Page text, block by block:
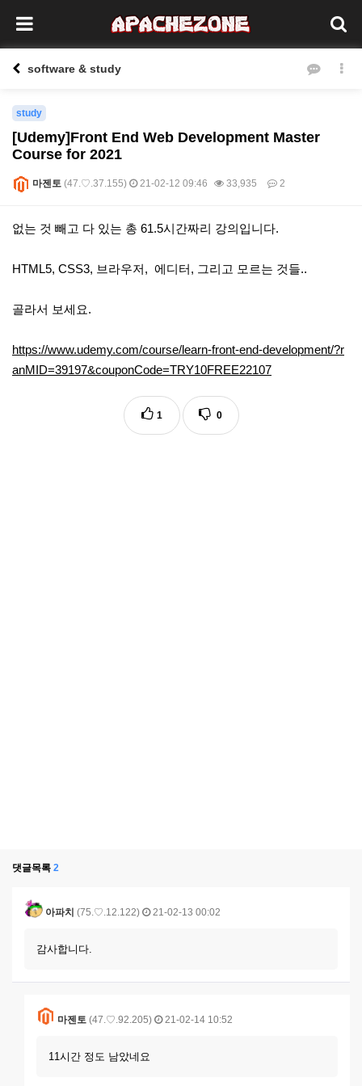
software & study
study
[Udemy]Front End Web Development Master
Course for 2021
마젠토 (47.♡.37.155) 21-02-12 09:46 33,935 2
본문
없는 것 빼고 다 있는 총 61.5시간짜리 강의입니다.
HTML5, CSS3, 브라우저, 에디터, 그리고 모르는 것들..
골라서 보세요.
https://www.udemy.com/course/learn-front-end-development/?r
anMID=39197&couponCode=TRY10FREE22107
1 0
댓글목록 2
아파치 (75.♡.12.122) 21-02-13 00:02
감사합니다.
마젠토 (47.♡.92.205) 21-02-14 10:52
11시간 정도 남았네요